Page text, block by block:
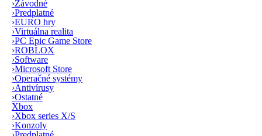
›Závodné
›Predplatné
›EURO hry
›Virtuálna realita
›PC Epic Game Store
›ROBLOX
›Software
›Microsoft Store
›Operačné systémy
›Antivírusy
›Ostatné
Xbox
›Xbox series X/S
›Konzoly